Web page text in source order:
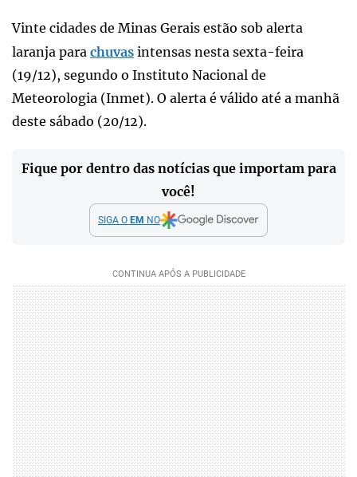
Vinte cidades de Minas Gerais estão sob alerta
laranja para chuvas intensas nesta sexta-feira
(19/12), segundo o Instituto Nacional de
Meteorologia (Inmet). O alerta é válido até a manhã
deste sábado (20/12).
Fique por dentro das notícias que importam para
você!
SIGA O EM NO